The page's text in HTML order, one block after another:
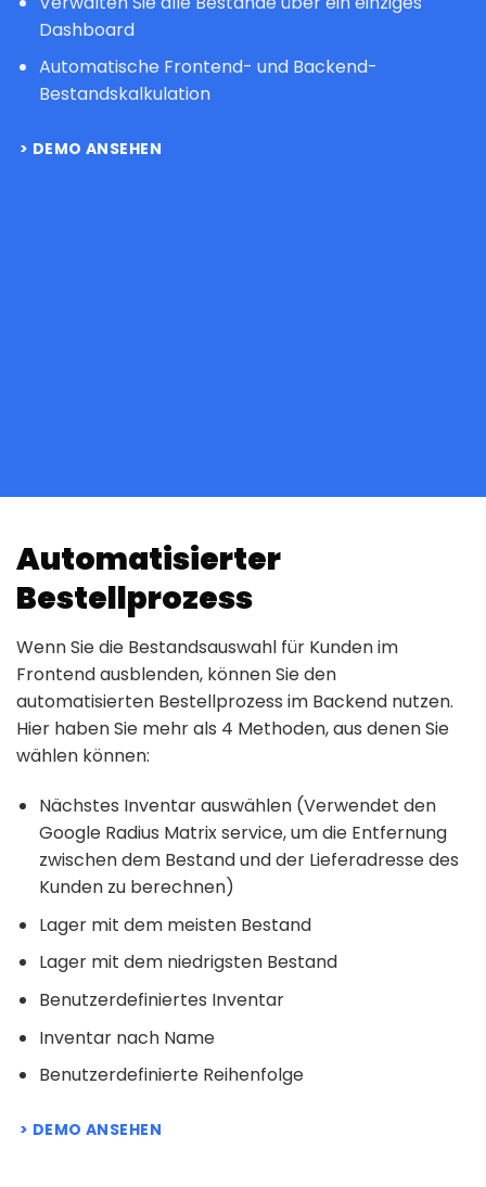
Dashboard
Automatische Frontend- und Backend-
Bestandskalkulation
DEMO ANSEHEN
Automatisierter
Bestellprozess
Wenn Sie die Bestandsauswahl für Kunden im
Frontend ausblenden, können Sie den
automatisierten Bestellprozess im Backend nutzen.
Hier haben Sie mehr als 4 Methoden, aus denen Sie
wählen können:
Nächstes Inventar auswählen (Verwendet den
Google Radius Matrix service, um die Entfernung
zwischen dem Bestand und der Lieferadresse des
Kunden zu berechnen)
Lager mit dem meisten Bestand
Lager mit dem niedrigsten Bestand
Benutzerdefiniertes Inventar
Inventar nach Name
Benutzerdefinierte Reihenfolge
DEMO ANSEHEN